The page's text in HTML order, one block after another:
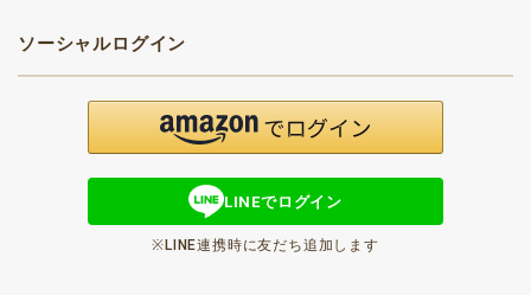
ソーシャルログイン
LINEでログイン
※LINE連携時に友だち追加します